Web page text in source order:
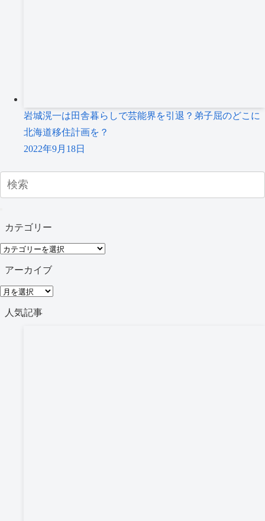
岩城滉一は田舎暮らしで芸能界を引退？弟子屈のどこに
北海道移住計画を？
2022年9月18日
カテゴリー
カ
テ
リ
ー
アーカイブ
ア
人気記事